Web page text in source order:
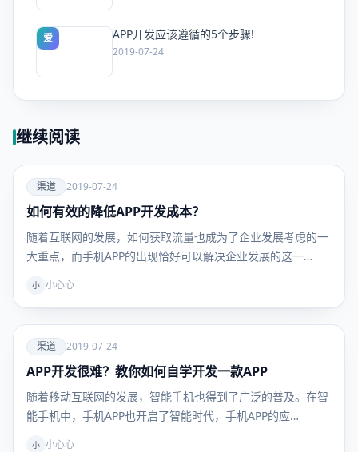
爱 APP开发应该遵循的5个步骤!
2019-07-24
继续阅读
爱
渠道
渠道 2019-07-24
如何有效的降低APP开发成本？
随着互联网的发展，如何获取流量也成为了企业发展考虑的一
大重点，而手机APP的出现恰好可以解决企业发展的这一…
小 小心心
爱
渠道
渠道 2019-07-24
APP开发很难？教你如何自学开发一款APP
随着移动互联网的发展，智能手机也得到了广泛的普及。在智
能手机中，手机APP也开启了智能时代，手机APP的应…
小 小心心